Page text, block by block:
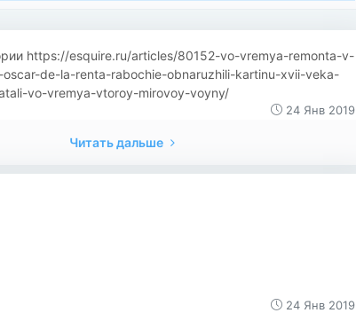
https://esquire.ru/articles/80152-vo-vremya-remonta-v-
de-la-renta-rabochie-obnaruzhili-kartinu-xvii-veka-
vo-vremya-vtoroy-mirovoy-voyny/
24 Янв 2019
Читать дальше
24 Янв 2019